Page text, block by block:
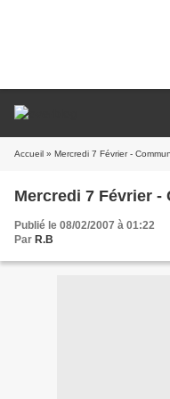
Accueil » Mercredi 7 Février -
Mercredi 7 Février -
Publié le 08/02/2007 à 01:22
Par R.B